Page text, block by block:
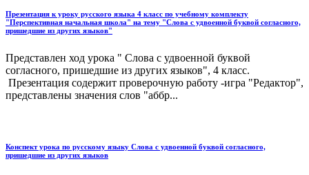
Презентация к уроку русского языка 4 класс по учебному комплекту
"Перспективная начальная школа" на тему "Слова с удвоенной буквой согласного,
пришедшие из других языков"
Представлен ход урока " Слова с удвоенной буквой
согласного, пришедшие из других языков", 4 класс.
Презентация содержит проверочную работу -игра "Редактор",
представлены значения слов "аббр...
Конспект урока по русскому языку Слова с удвоенной буквой согласного,
пришедшие из других языков